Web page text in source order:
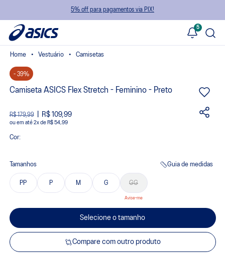
5% off para pagamentos via PIX!
5
Vestuário Camisetas
- 39%
Camiseta ASICS Flex Stretch - Feminino - Preto
R$ 179,99 R$ 109,99
ou 2xde R$ 54,99
Cor:
Tamanhos Guia de medidas
PP P M G GG
Selecione o tamanho
Compare com outro produto